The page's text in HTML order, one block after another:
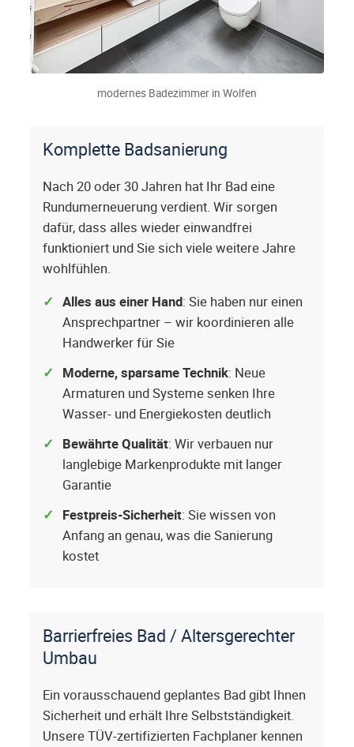
modernes Badezimmer in Wolfen
Komplette Badsanierung
Nach 20 oder 30 Jahren hat Ihr Bad eine
Rundumerneuerung verdient. Wir sorgen
dafür, dass alles wieder einwandfrei
funktioniert und Sie sich viele weitere Jahre
wohlfühlen.
Alles aus einer Hand: Sie haben nur einen
Ansprechpartner – wir koordinieren alle
Handwerker für Sie
Moderne, sparsame Technik: Neue
Armaturen und Systeme senken Ihre
Wasser- und Energiekosten deutlich
Bewährte Qualität: Wir verbauen nur
langlebige Markenprodukte mit langer
Garantie
Festpreis-Sicherheit: Sie wissen von
Anfang an genau, was die Sanierung
kostet
Barrierfreies Bad / Altersgerechter
Umbau
Ein vorausschauend geplantes Bad gibt Ihnen
Sicherheit und erhält Ihre Selbstständigkeit.
Unsere TÜV-zertifizierten Fachplaner kennen